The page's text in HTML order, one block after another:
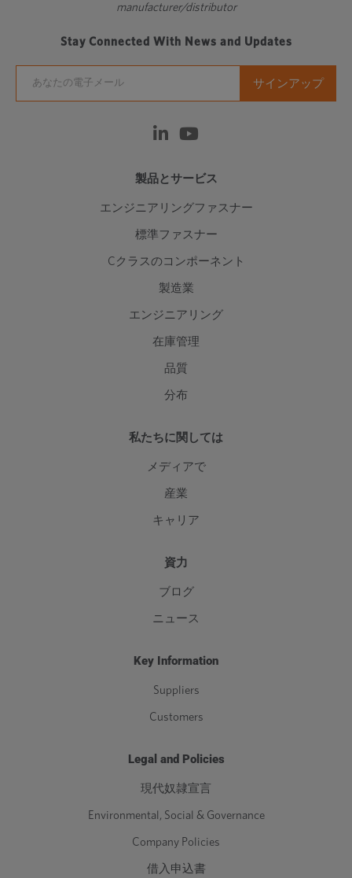
manufacturer/distributor
Stay Connected With News and Updates
製品とサービス
エンジニアリングファスナー
標準ファスナー
Cクラスのコンポーネント
製造業
エンジニアリング
在庫管理
品質
分布
私たちに関しては
メディアで
産業
キャリア
資力
ブログ
ニュース
Key Information
Suppliers
Customers
Legal and Policies
現代奴隷宣言
Environmental, Social & Governance
Company Policies
借入申込書